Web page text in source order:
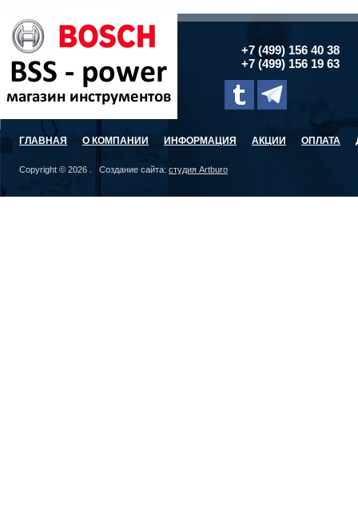
+7 (499) 156 40 38
+7 (499) 156 19 63
ГЛАВНАЯ О КОМПАНИИ ИНФОРМАЦИЯ АКЦИИ ОПЛАТА
Copyright © 2026 . Создание сайта: студия Artburo